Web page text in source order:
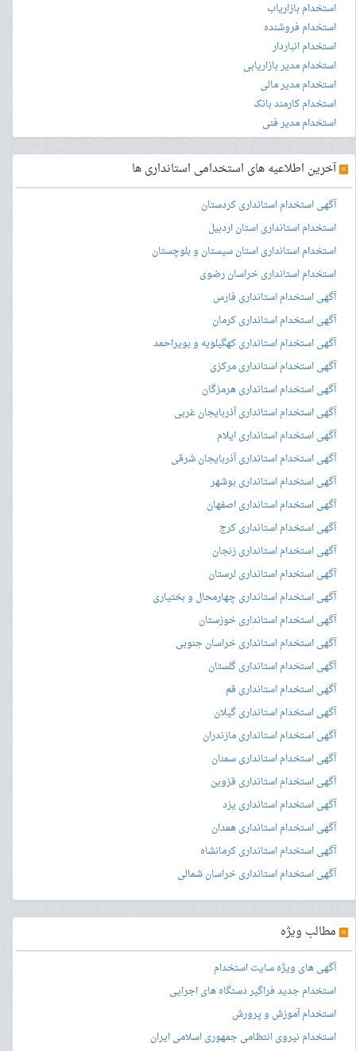
استخدام بازاریاب
استخدام فروشنده
استخدام انباردار
استخدام مدیر بازاریابی
استخدام مدیر مالی
استخدام کارمند بانک
استخدام مدیر فنی
»آخرین اطلاعیه های استخدامی استانداری ها
آگهی استخدام استانداری کردستان
استخدام استانداری استان اردبیل
استخدام استانداری استان سیستان و بلوچستان
استخدام استانداری خراسان رضوی
آگهی استخدام استانداری فارس
آگهی استخدام استانداری کرمان
آگهی استخدام استانداری کهگیلویه و بویراحمد
آگهی استخدام استانداری مرکزی
آگهی استخدام استانداری هرمزگان
آگهی استخدام استانداری آذربایجان غربی
آگهی استخدام استانداری ایلام
آگهی استخدام استانداری آذربایجان شرقی
آگهی استخدام استانداری بوشهر
آگهی استخدام استانداری اصفهان
آگهی استخدام استانداری کرج
آگهی استخدام استانداری زنجان
آگهی استخدام استانداری لرستان
آگهی استخدام استانداری چهارمحال و بختیاری
آگهی استخدام استانداری خوزستان
آگهی استخدام استانداری خراسان جنوبی
آگهی استخدام استانداری گلستان
آگهی استخدام استانداری قم
آگهی استخدام استانداری گیلان
آگهی استخدام استانداری مازندران
آگهی استخدام استانداری سمنان
آگهی استخدام استانداری قزوین
آگهی استخدام استانداری یزد
آگهی استخدام استانداری همدان
آگهی استخدام استانداری کرمانشاه
آگهی استخدام استانداری خراسان شمالی
» مطالب ویژه
آگهی های ویژه سایت استخدام
استخدام جدید فراگیر دستگاه های اجرایی
استخدام آموزش و پرورش
استخدام نیروی انتظامی جمهوری اسلامی ایران